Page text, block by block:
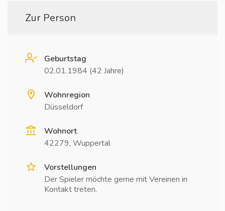
Zur Person
Geburtstag
02.01.1984 (42 Jahre)
Wohnregion
Düsseldorf
Wohnort
42279, Wuppertal
Vorstellungen
Der Spieler möchte gerne mit Vereinen in
Kontakt treten.